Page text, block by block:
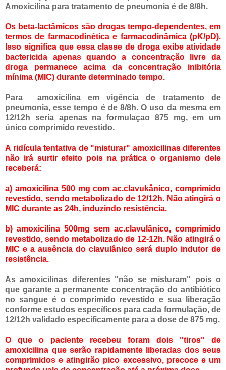
Amoxicilina para tratamento de pneumonia é de 8/8h.
Os beta-lactâmicos são drogas tempo-dependentes, em
termos de farmacodinética e farmacodinâmica (pK/pD).
Isso significa que essa classe de droga exibe atividade
bactericida apenas quando a concentração livre da
droga permanece acima da concentração inibitória
mínima (MIC) durante determinado tempo.
Para amoxicilina em vigência de tratamento de
pneumonia, esse tempo é de 8/8h. O uso da mesma em
12/12h seria apenas na formulaçao 875 mg, em um
único comprimido revestido.
A ridícula tentativa de "misturar" amoxicilinas diferentes
não irá surtir efeito pois na prática o organismo dele
receberá:
a) amoxicilina 500 mg com ac.clavukânico, comprimido
revestido, sendo metabolizado de 12/12h. Não atingirá o
MIC durante as 24h, induzindo resistência.
b) amoxicilina 500mg sem ac.clavulânico, comprimido
revestido, sendo metabolizado de 12-12h. Não atingirá o
MIC e a ausência do clavulânico será duplo indutor de
resistência.
As amoxicilinas diferentes "não se misturam" pois o
que garante a permanente concentração do antibiótico
no sangue é o comprimido revestido e sua liberação
conforme estudos específicos para cada formulação, de
12/12h validado especificamente para a dose de 875 mg.
O que o paciente recebeu foram dois "tiros" de
amoxicilina que serão rapidamente liberadas dos seus
comprimidos e atingirão pico excessivo, precoce e um